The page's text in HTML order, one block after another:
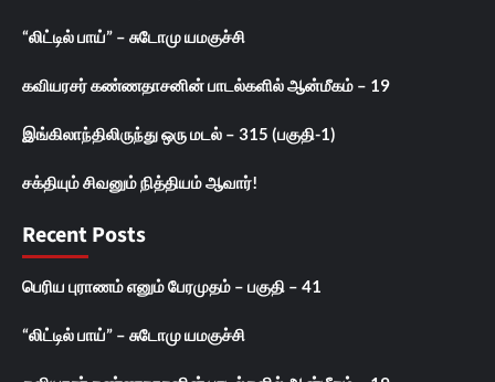
“லிட்டில் பாய்” – சுடோமு யமகுச்சி
கவியரசர் கண்ணதாசனின் பாடல்களில் ஆன்மீகம் – 19
இங்கிலாந்திலிருந்து ஒரு மடல் – 315 (பகுதி-1)
சக்தியும் சிவனும் நித்தியம் ஆவார்!
Recent Posts
பெரிய புராணம் எனும் பேரமுதம் – பகுதி – 41
“லிட்டில் பாய்” – சுடோமு யமகுச்சி